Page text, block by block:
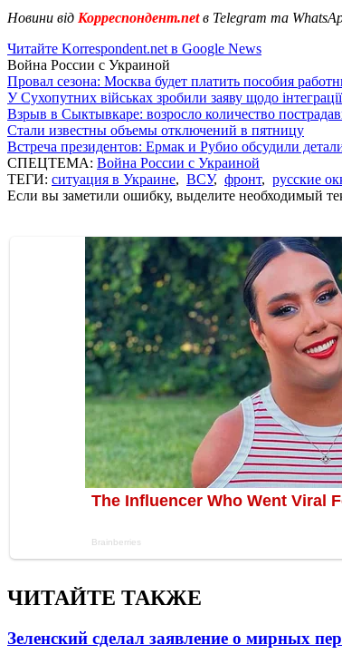
Новини від Корреспондент.netв Telegram та
Читайте Korrespondent.net в Google News
Война России с Украиной
Провал сезона: Москва будет платить пособия
У Сухопутних військах зробили заяву щодо
Взрыв в Сыктывкаре: возросло количество
Стали известны объемы отключений в пятницу
Встреча президентов: Ермак и Рубио обсудили
СПЕЦТЕМА: Война России с Украиной
ТЕГИ: ситуация в Украине, ВСУ, фронт, русские
Если вы заметили ошибку, выделите необходимый
ЧИТАЙТЕ ТАКЖЕ
Зеленский сделал заявление о мирных